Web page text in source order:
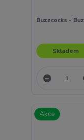
Buzzcocks -
Skladem
Akce